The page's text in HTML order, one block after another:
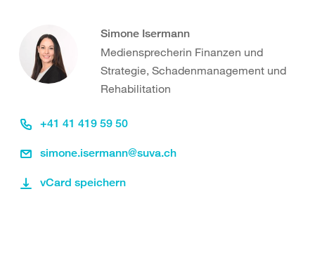
Simone Isermann
Mediensprecherin Finanzen und
Strategie, Schadenmanagement und
Rehabilitation
+41 41 419 59 50
simone.isermann@suva.ch
vCard speichern